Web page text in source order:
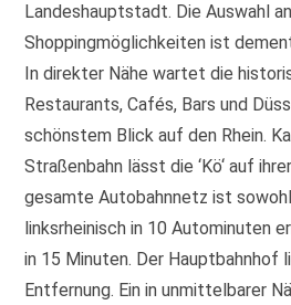
Landeshauptstadt. Die Auswahl
Shoppingmöglichkeiten ist
In direkter Nähe wartet die
Restaurants, Cafés, Bars und
schönstem Blick auf den Rhein.
Straßenbahn lässt die ‘Kö‘ auf
gesamte Autobahnnetz ist
linksrheinisch in 10 Autominuten
in 15 Minuten. Der Hauptbahnhof
Entfernung. Ein in unmittelbarer